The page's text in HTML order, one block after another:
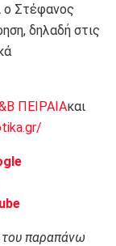
ο Στέφανος
δηλαδή στις
ΠΕΙΡΑΙΑκαι
του παραπάνω